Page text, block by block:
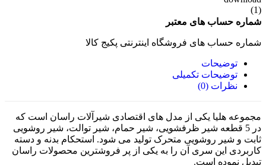
شماره حساب های معتبر
شماره حساب های فروشگاه اینترنتی پکیج کالا
توضیحات
توضیحات تکمیلی
نظرات (0)
مجموعه هلیا یکی از مدل های اقتصادی شیرآلات راسان است که
در 5 قطعه شیر ظرفشویی، شیر حمام، شیر توالت، شیر روشویی
ثابت و شیر روشویی متحرک تولید می شود. استحکام بدنه و دسته
کاربردی این سری آن را به یکی از پر فروشترین محصولات راسان
تبدیل نموده است.